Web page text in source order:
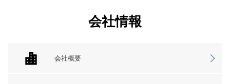
会社情報
会社概要